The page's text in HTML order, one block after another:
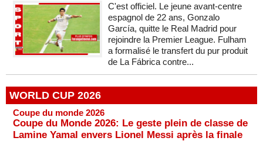
C'est officiel. Le jeune avant-centre
espagnol de 22 ans, Gonzalo
García, quitte le Real Madrid pour
rejoindre la Premier League. Fulham
a formalisé le transfert du pur produit
de La Fábrica contre...
WORLD CUP 2026
Coupe du monde 2026
Coupe du Monde 2026: Le geste plein de classe de
Lamine Yamal envers Lionel Messi après la finale